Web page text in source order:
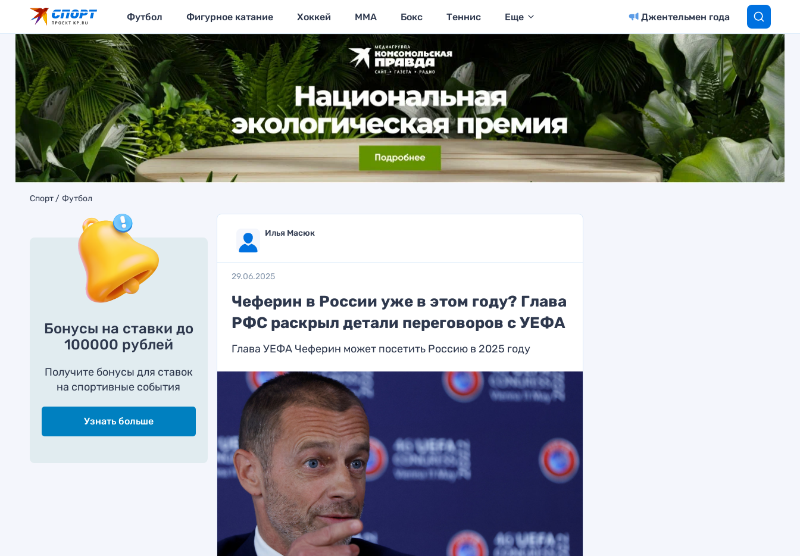
Футбол Фигурное катание Хоккей MMA Бокс Теннис Еще Джентельмен года
Спорт Футбол
Бонусы на ставки до
100000 рублей
Получите бонусы для ставок
на спортивные события
Узнать больше
Илья Масюк
29.06.2025
Чеферин в России уже в этом году? Глава
РФС раскрыл детали переговоров с УЕФА
Глава УЕФА Чеферин может посетить Россию в 2025 году